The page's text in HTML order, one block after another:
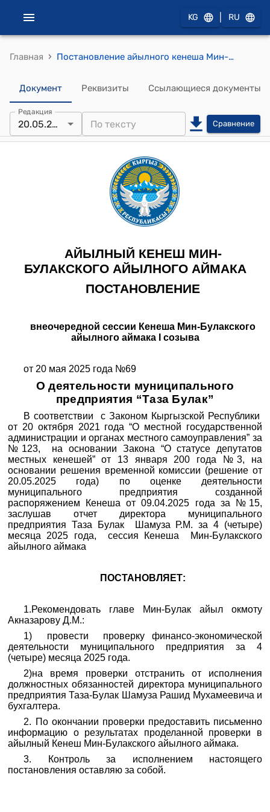
KG RU
Главная › Постановление айылного кенеша Мин-Булакского айылного аймака от 20 мая 2025 года № 69 "О деятельности муниципального предприятия “Таза Булак"
Документ Реквизиты Ссылающиеся документы
Редакция
20.05.2025 Сравнение